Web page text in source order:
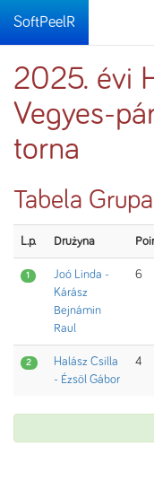
SoftPeelR
2025. évi
Vegyes-
torna
Tabela
L.p. Drużyna
1
Joó Linda -
Kárász
Bejnámin
Raul
6
2
Halász Csilla
- Ézsöl Gábor
4